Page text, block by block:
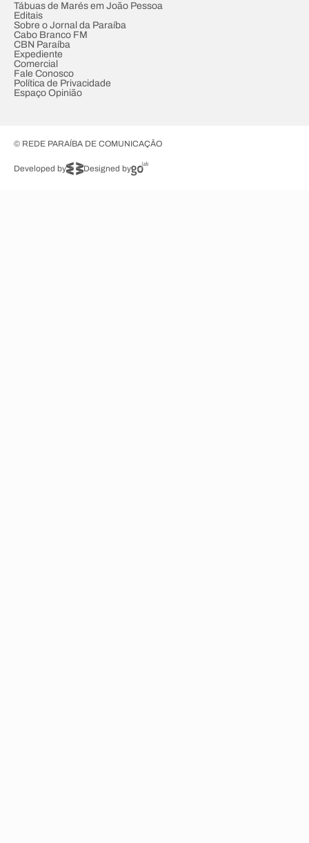
Tábuas de Marés em João Pessoa
Editais
Sobre o Jornal da Paraíba
Cabo Branco FM
CBN Paraíba
Expediente
Comercial
Fale Conosco
Política de Privacidade
Espaço Opinião
© REDE PARAÍBA DE COMUNICAÇÃO
Developed by Designed by